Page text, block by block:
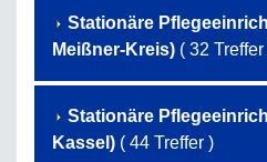
Stationäre
Meißner-Kreis) ( 32 Treffer
Stationäre
Kassel) ( 44 Treffer )